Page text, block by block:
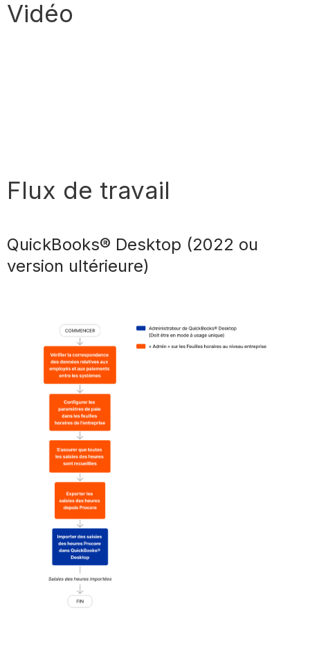
Vidéo
Flux de travail
QuickBooks® Desktop (2022 ou
version ultérieure)